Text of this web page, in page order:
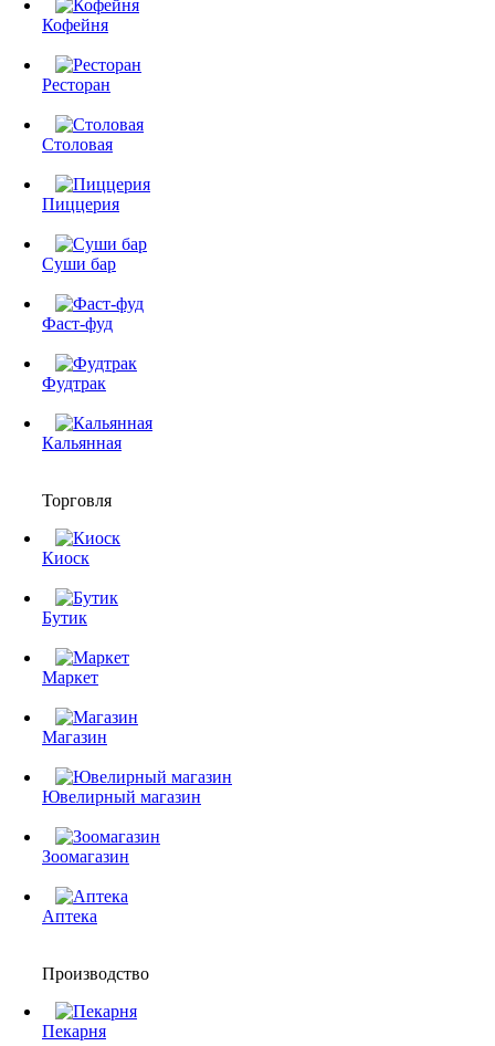
Кофейня
Ресторан
Столовая
Пиццерия
Суши бар
Фаст-фуд
Фудтрак
Кальянная
Торговля
Киоск
Бутик
Маркет
Магазин
Ювелирный магазин
Зоомагазин
Аптека
Производство
Пекарня